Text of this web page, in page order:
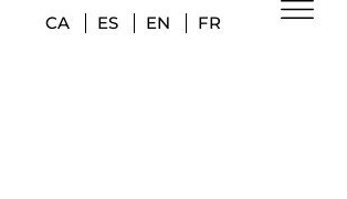
CA ES EN FR